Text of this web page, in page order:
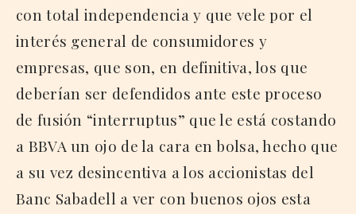
con total independencia y que vele por el
interés general de consumidores y
empresas, que son, en definitiva, los que
deberían ser defendidos ante este proceso
de fusión “interruptus” que le está costando
a BBVA un ojo de la cara en bolsa, hecho que
a su vez desincentiva a los accionistas del
Banc Sabadell a ver con buenos ojos esta